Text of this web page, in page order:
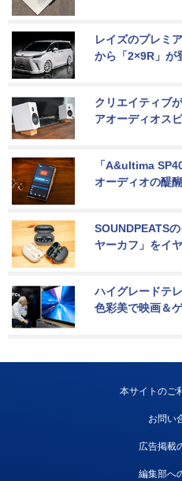
レイズのプレミ
から「2×9R」が
クリエイティブ
アオーディオス
「A&ultima
オーディオの醍
SOUNDPEATS
ヤーカフ」をイ
ハイグレードテ
色彩美で映画＆
本サイトのご
お問い
広告掲載
編集部へ